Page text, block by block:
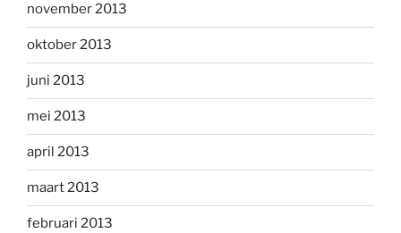
november 2013
oktober 2013
juni 2013
mei 2013
april 2013
maart 2013
februari 2013